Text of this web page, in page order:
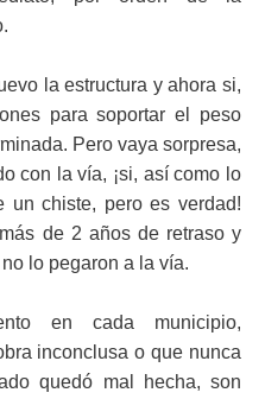
la estructura y ahora si,
para soportar el peso
Pero vaya sorpresa,
con la vía, ¡si, así como lo
un chiste, pero es verdad!
de 2 años de retraso y
lo pegaron a la vía.
en cada municipio,
inconclusa o que nunca
quedó mal hecha, son